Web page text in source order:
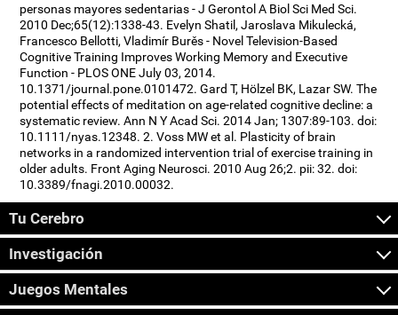
personas mayores sedentarias - J Gerontol A Biol Sci Med Sci.
2010 Dec;65(12):1338-43. Evelyn Shatil, Jaroslava Mikulecká,
Francesco Bellotti, Vladimír Burěs - Novel Television-Based
Cognitive Training Improves Working Memory and Executive
Function - PLOS ONE July 03, 2014.
10.1371/journal.pone.0101472. Gard T, Hölzel BK, Lazar SW. The
potential effects of meditation on age-related cognitive decline: a
systematic review. Ann N Y Acad Sci. 2014 Jan; 1307:89-103. doi:
10.1111/nyas.12348. 2. Voss MW et al. Plasticity of brain
networks in a randomized intervention trial of exercise training in
older adults. Front Aging Neurosci. 2010 Aug 26;2. pii: 32. doi:
10.3389/fnagi.2010.00032.
Tu Cerebro
Investigación
Juegos Mentales